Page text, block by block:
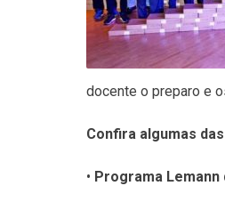
docente o preparo e
Confira algumas
• Programa